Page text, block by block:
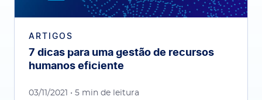
ARTIGOS
7 dicas para uma gestão de recursos
humanos eficiente
03/11/2021 • 5 min de leitura